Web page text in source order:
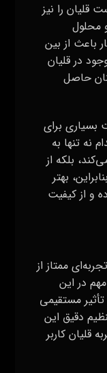
قلیان را نیز
محلول
از بین
در قلیان
حاصل
بسیاری برای
نه تنها به
بلکه از
بهتر
و از کیفیت
ممتاز از
در این
مستقیمی
دقیق این
قلیان کاربر